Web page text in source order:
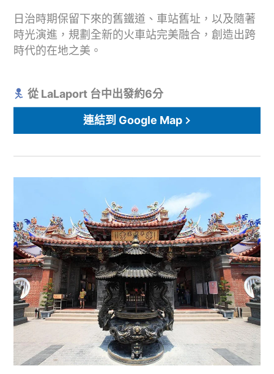
日治時期保留下來的舊鐵道、車站舊址，以及隨著
時光演進，規劃全新的火車站完美融合，創造出跨
時代的在地之美。
從 LaLaport 台中出發約6分
連結到 Google Map